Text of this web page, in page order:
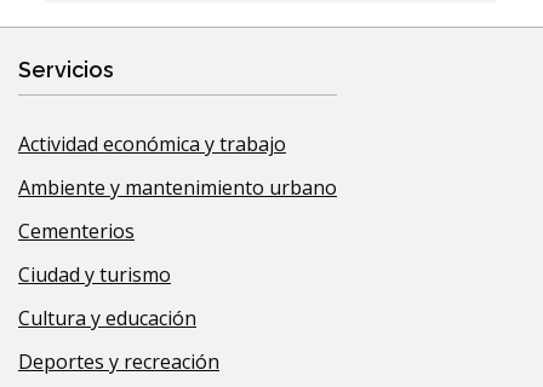
Servicios
Actividad económica y trabajo
Ambiente y mantenimiento urbano
Cementerios
Ciudad y turismo
Cultura y educación
Deportes y recreación